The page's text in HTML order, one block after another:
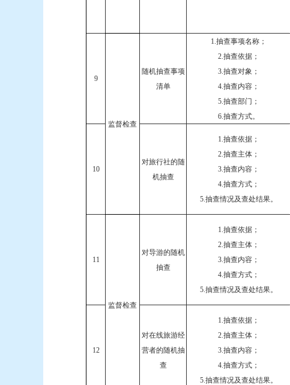
9
监督检查
随机抽查事项
清单
1.抽查事项名称；
2.抽查依据；
3.抽查对象；
4.抽查内容；
5.抽查部门；
6.抽查方式。
10
对旅行社的随
机抽查
1.抽查依据；
2.抽查主体；
3.抽查内容；
4.抽查方式；
5.抽查情况及查处结果。
11
监督检查
对导游的随机
抽查
1.抽查依据；
2.抽查主体；
3.抽查内容；
4.抽查方式；
5.抽查情况及查处结果。
12
对在线旅游经
营者的随机抽
查
1.抽查依据；
2.抽查主体；
3.抽查内容；
4.抽查方式；
5.抽查情况及查处结果。